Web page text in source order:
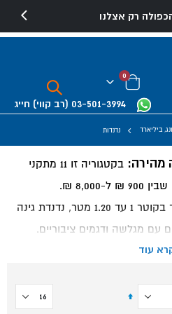
רק אצלנו
03-501-3994 (רב קווי) חייג
Cart
0פריטים
ביליארד נדנדות
בקטגוריה זו 11 מתקני
₪.
המבחר כולל נדנדות קן ציפור בקוטר 1 עד 1.20 מטר, נדנדת גינה
עם מגלשה ודגמים ציבוריים.
חוץ ומגיעים עם אחריות יצרן.
עוד
הגדר